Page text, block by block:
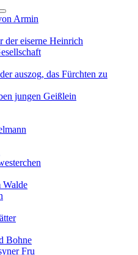
Armin
der eiserne Heinrich
auszog, das Fürchten zu
jungen Geißlein
Walde
Bohne
Fru